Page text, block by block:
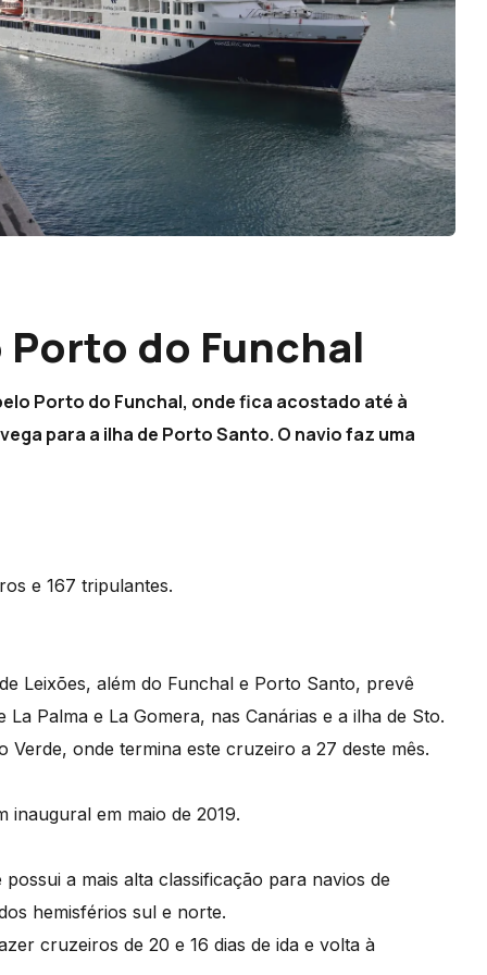
do Funchal
Porto do Funchal, onde fica acostado até à
para a ilha de Porto Santo. O navio faz uma
e 167 tripulantes.
Leixões, além do Funchal e Porto Santo, prevê
Palma e La Gomera, nas Canárias e a ilha de Sto.
onde termina este cruzeiro a 27 deste mês.
inaugural em maio de 2019.
a mais alta classificação para navios de
hemisférios sul e norte.
cruzeiros de 20 e 16 dias de ida e volta à